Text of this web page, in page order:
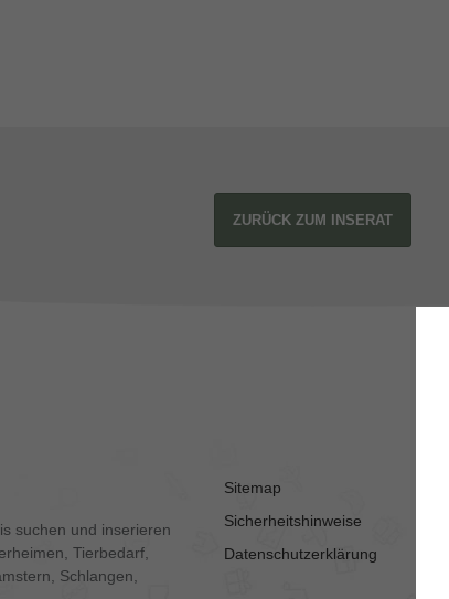
ZURÜCK ZUM INSERAT
suchen und inserieren
Tierbedarf,
Schlangen,
Sitemap
Sicherheitshinweise
Datenschutzerklärung